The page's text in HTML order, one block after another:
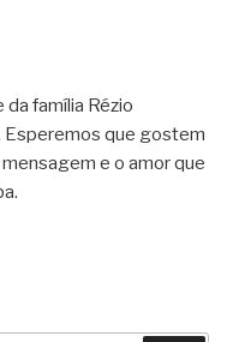
família Rézio
Esperemos que gostem
e o amor que